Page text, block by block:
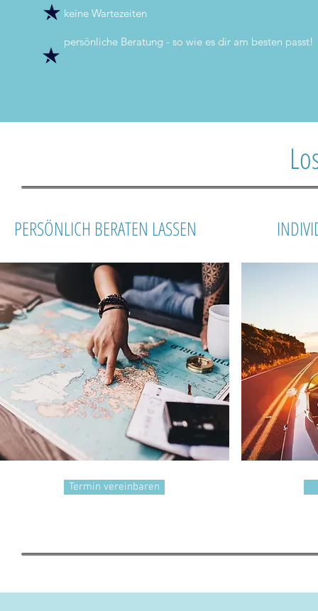
keine Wartezeiten
persönliche Beratung - so wie es dir am besten passt!
PERSÖNLICH BERATEN LASSEN
Termin vereinbaren